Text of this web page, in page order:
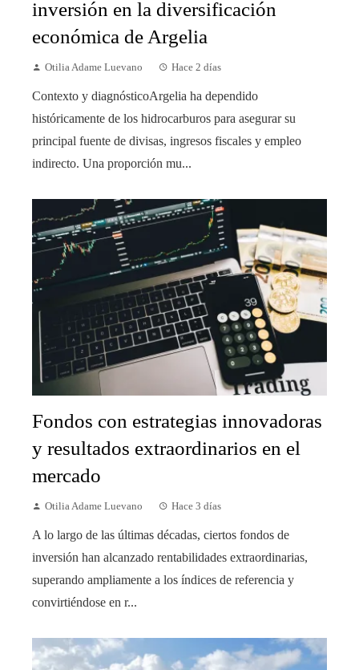
inversión en la diversificación
económica de Argelia
Otilia Adame Luevano Hace 2 días
Contexto y diagnósticoArgelia ha dependido
históricamente de los hidrocarburos para asegurar su
principal fuente de divisas, ingresos fiscales y empleo
indirecto. Una proporción mu...
Fondos con estrategias innovadoras
y resultados extraordinarios en el
mercado
Otilia Adame Luevano Hace 3 días
A lo largo de las últimas décadas, ciertos fondos de
inversión han alcanzado rentabilidades extraordinarias,
superando ampliamente a los índices de referencia y
convirtiéndose en r...